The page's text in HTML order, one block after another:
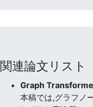
関連論文リスト
Graph
本稿では,グラフノ